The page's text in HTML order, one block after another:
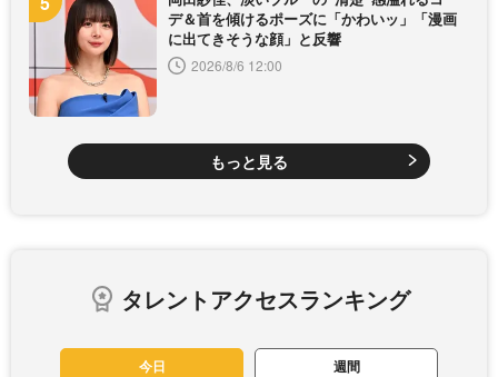
デ＆首を傾けるポーズに「かわいッ」「漫画
に出てきそうな顔」と反響
2026/8/6 12:00
もっと見る
タレントアクセスランキング
今日 週間